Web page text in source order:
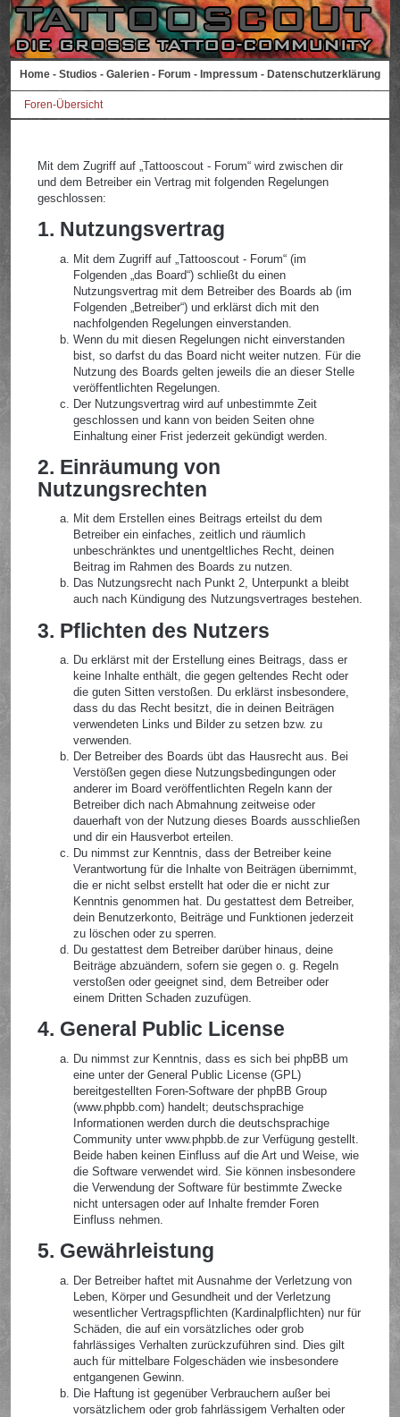
Home - Studios - Galerien - Forum - Impressum - Datenschutzerklärung
Foren-Übersicht
Mit dem Zugriff auf „Tattooscout - Forum“ wird zwischen dir
und dem Betreiber ein Vertrag mit folgenden Regelungen
geschlossen:
1. Nutzungsvertrag
Mit dem Zugriff auf „Tattooscout - Forum“ (im
Folgenden „das Board“) schließt du einen
Nutzungsvertrag mit dem Betreiber des Boards ab (im
Folgenden „Betreiber“) und erklärst dich mit den
nachfolgenden Regelungen einverstanden.
Wenn du mit diesen Regelungen nicht einverstanden
bist, so darfst du das Board nicht weiter nutzen. Für die
Nutzung des Boards gelten jeweils die an dieser Stelle
veröffentlichten Regelungen.
Der Nutzungsvertrag wird auf unbestimmte Zeit
geschlossen und kann von beiden Seiten ohne
Einhaltung einer Frist jederzeit gekündigt werden.
2. Einräumung von
Nutzungsrechten
Mit dem Erstellen eines Beitrags erteilst du dem
Betreiber ein einfaches, zeitlich und räumlich
unbeschränktes und unentgeltliches Recht, deinen
Beitrag im Rahmen des Boards zu nutzen.
Das Nutzungsrecht nach Punkt 2, Unterpunkt a bleibt
auch nach Kündigung des Nutzungsvertrages bestehen.
3. Pflichten des Nutzers
Du erklärst mit der Erstellung eines Beitrags, dass er
keine Inhalte enthält, die gegen geltendes Recht oder
die guten Sitten verstoßen. Du erklärst insbesondere,
dass du das Recht besitzt, die in deinen Beiträgen
verwendeten Links und Bilder zu setzen bzw. zu
verwenden.
Der Betreiber des Boards übt das Hausrecht aus. Bei
Verstößen gegen diese Nutzungsbedingungen oder
anderer im Board veröffentlichten Regeln kann der
Betreiber dich nach Abmahnung zeitweise oder
dauerhaft von der Nutzung dieses Boards ausschließen
und dir ein Hausverbot erteilen.
Du nimmst zur Kenntnis, dass der Betreiber keine
Verantwortung für die Inhalte von Beiträgen übernimmt,
die er nicht selbst erstellt hat oder die er nicht zur
Kenntnis genommen hat. Du gestattest dem Betreiber,
dein Benutzerkonto, Beiträge und Funktionen jederzeit
zu löschen oder zu sperren.
Du gestattest dem Betreiber darüber hinaus, deine
Beiträge abzuändern, sofern sie gegen o. g. Regeln
verstoßen oder geeignet sind, dem Betreiber oder
einem Dritten Schaden zuzufügen.
4. General Public License
Du nimmst zur Kenntnis, dass es sich bei phpBB um
eine unter der General Public License (GPL)
bereitgestellten Foren-Software der phpBB Group
(www.phpbb.com) handelt; deutschsprachige
Informationen werden durch die deutschsprachige
Community unter www.phpbb.de zur Verfügung gestellt.
Beide haben keinen Einfluss auf die Art und Weise, wie
die Software verwendet wird. Sie können insbesondere
die Verwendung der Software für bestimmte Zwecke
nicht untersagen oder auf Inhalte fremder Foren
Einfluss nehmen.
5. Gewährleistung
Der Betreiber haftet mit Ausnahme der Verletzung von
Leben, Körper und Gesundheit und der Verletzung
wesentlicher Vertragspflichten (Kardinalpflichten) nur für
Schäden, die auf ein vorsätzliches oder grob
fahrlässiges Verhalten zurückzuführen sind. Dies gilt
auch für mittelbare Folgeschäden wie insbesondere
entgangenen Gewinn.
Die Haftung ist gegenüber Verbrauchern außer bei
vorsätzlichem oder grob fahrlässigem Verhalten oder